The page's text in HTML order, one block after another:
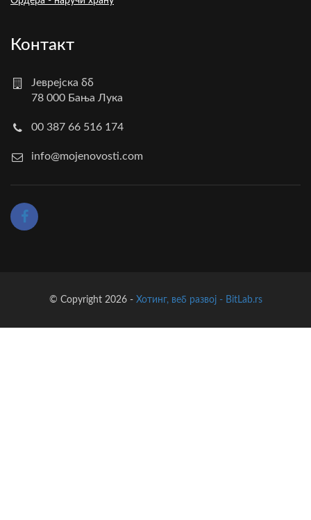
Контакт
Јеврејска бб
78 000 Бања Лука
00 387 66 516 174
info@mojenovosti.com
© Copyright 2026 - Хотинг, веб развој - BitLab.rs